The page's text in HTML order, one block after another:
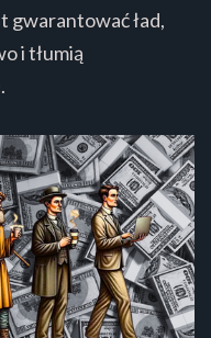
gwarantować ład,
i tłumią